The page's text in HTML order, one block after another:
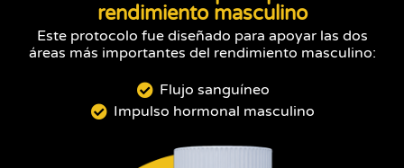
rendimiento masculino
Este protocolo fue diseñado para apoyar las dos
áreas más importantes del rendimiento masculino:
Flujo sanguíneo
Impulso hormonal masculino